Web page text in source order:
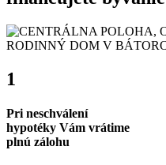
1
Pri neschválení
hypotéky Vám vrátime
plnú zálohu